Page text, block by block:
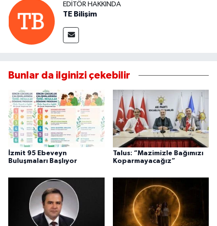
EDITÖR HAKKINDA
TE Bilişim
Bunlar da ilginizi çekebilir
İzmit 95 Ebeveyn
Buluşmaları Başlıyor
Talus: “Mazimizle Bağımızı
Koparmayacağız”